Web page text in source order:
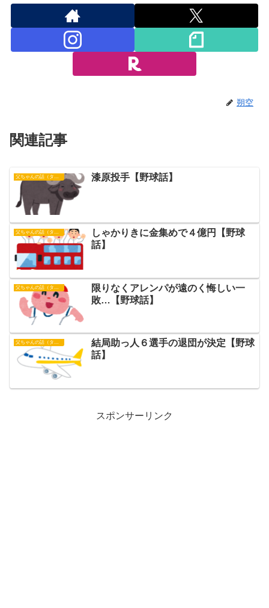
朔空
関連記事
父ちゃんの話（タイガース） 漆原投手【野球話】
父ちゃんの話（タイガース）
しゃかりきに金集めで４億円【野球
話】
限りなくアレンパが遠のく悔しい一
敗…【野球話】
父ちゃんの話（タイガース）
結局助っ人６選手の退団が決定【野球
話】
スポンサーリンク